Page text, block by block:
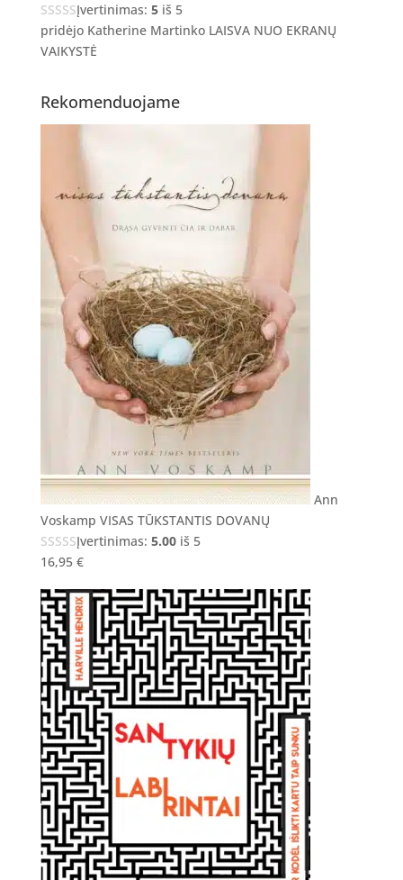
Įvertinimas: 5iš 5
pridėjo Katherine Martinko LAISVA NUO EKRANŲ
VAIKYSTĖ
Rekomenduojame
Ann
Voskamp VISAS TŪKSTANTIS DOVANŲ
Įvertinimas: 5.00iš 5
16,95 €